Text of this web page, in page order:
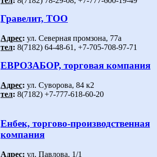
Гравелит, ТОО
Адрес: ул. Северная промзона, 77а
тел: 8(7182) 64-48-61, +7-705-708-97-71
ЕВРОЗАБОР, торговая компания
Адрес: ул. Суворова, 84 к2
тел: 8(7182) +7-777-618-60-20
Енбек, торгово-производственная
компания
Адрес: ул. Павлова, 1/1